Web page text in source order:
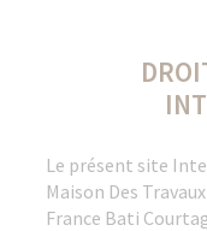
Le présent site
Maison Des
France Bati